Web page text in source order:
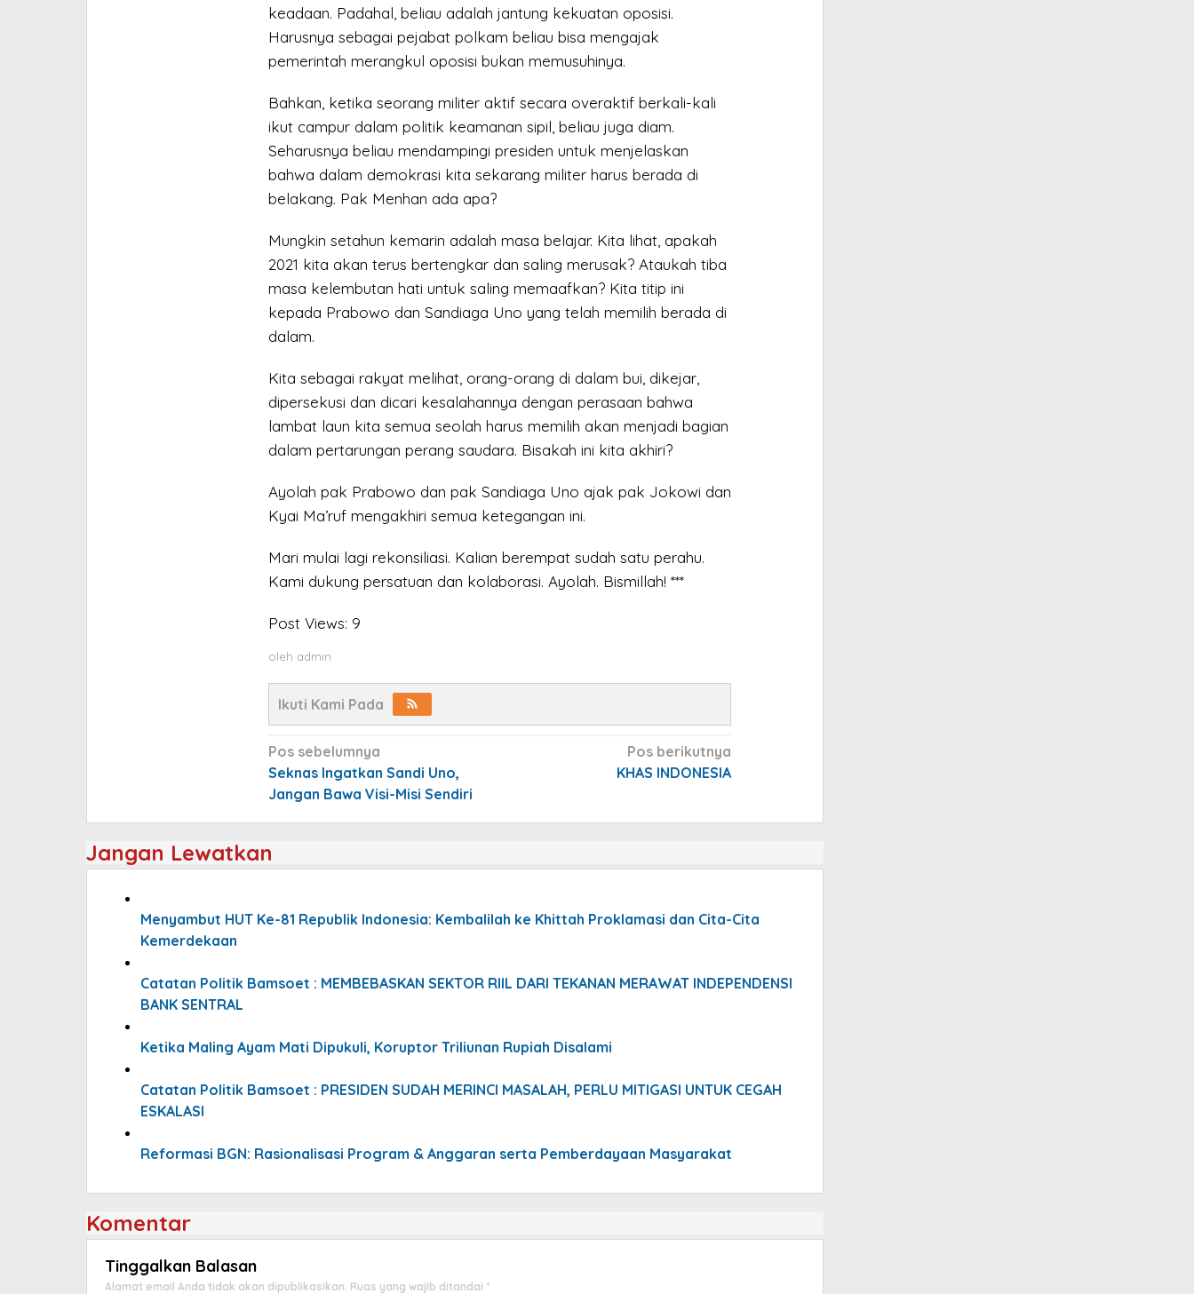
keadaan. Padahal, beliau adalah jantung kekuatan oposisi.
Harusnya sebagai pejabat polkam beliau bisa mengajak
pemerintah merangkul oposisi bukan memusuhinya.
Bahkan, ketika seorang militer aktif secara overaktif berkali-kali
ikut campur dalam politik keamanan sipil, beliau juga diam.
Seharusnya beliau mendampingi presiden untuk menjelaskan
bahwa dalam demokrasi kita sekarang militer harus berada di
belakang. Pak Menhan ada apa?
Mungkin setahun kemarin adalah masa belajar. Kita lihat, apakah
2021 kita akan terus bertengkar dan saling merusak? Ataukah tiba
masa kelembutan hati untuk saling memaafkan? Kita titip ini
kepada Prabowo dan Sandiaga Uno yang telah memilih berada di
dalam.
Kita sebagai rakyat melihat, orang-orang di dalam bui, dikejar,
dipersekusi dan dicari kesalahannya dengan perasaan bahwa
lambat laun kita semua seolah harus memilih akan menjadi bagian
dalam pertarungan perang saudara. Bisakah ini kita akhiri?
Ayolah pak Prabowo dan pak Sandiaga Uno ajak pak Jokowi dan
Kyai Ma’ruf mengakhiri semua ketegangan ini.
Mari mulai lagi rekonsiliasi. Kalian berempat sudah satu perahu.
Kami dukung persatuan dan kolaborasi. Ayolah. Bismillah! ***
Post Views: 9
oleh admin
Ikuti Kami Pada
Navigasi
pos
Pos sebelumnya
Seknas Ingatkan Sandi Uno,
Jangan Bawa Visi-Misi Sendiri
Pos berikutnya
KHAS INDONESIA
Jangan Lewatkan
Menyambut HUT Ke-81 Republik Indonesia: Kembalilah ke Khittah Proklamasi dan Cita-Cita
Kemerdekaan
Catatan Politik Bamsoet : MEMBEBASKAN SEKTOR RIIL DARI TEKANAN MERAWAT INDEPENDENSI
BANK SENTRAL
Ketika Maling Ayam Mati Dipukuli, Koruptor Triliunan Rupiah Disalami
Catatan Politik Bamsoet : PRESIDEN SUDAH MERINCI MASALAH, PERLU MITIGASI UNTUK CEGAH
ESKALASI
Reformasi BGN: Rasionalisasi Program & Anggaran serta Pemberdayaan Masyarakat
Komentar
Tinggalkan Balasan
Alamat email Anda tidak akan dipublikasikan. Ruas yang wajib ditandai *